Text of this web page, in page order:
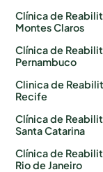
Clínica de
Montes Claros
Clínica de
Pernambuco
Clinica de
Recife
Clínica de
Santa Catarina
Clínica de
Rio de Janeiro